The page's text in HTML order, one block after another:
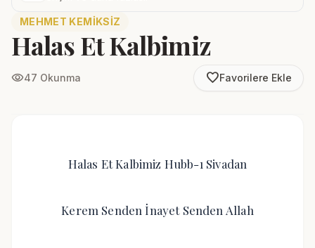
MEHMET KEMIKSIZ
Halas Et Kalbimiz
visibility47 Okunma favorite_borderFavorilere Ekle
Halas Et Kalbimiz Hubb-ı Sivadan
Kerem Senden İnayet Senden Allah